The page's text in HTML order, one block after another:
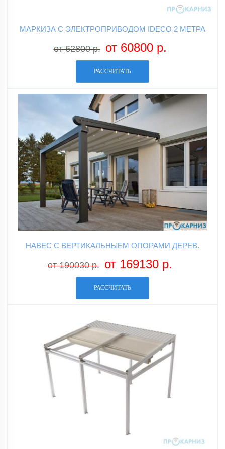
МАРКИЗА С ЭЛЕКТРОПРИВОДОМ IDECO 2 МЕТРА
от 62800 р. от 60800 р.
РАССЧИТАТЬ
НАВЕС С ВЕРТИКАЛЬНЫЕМ ОПОРАМИ ДЕРЕВ.
от 190030 р. от 169130 р.
РАССЧИТАТЬ